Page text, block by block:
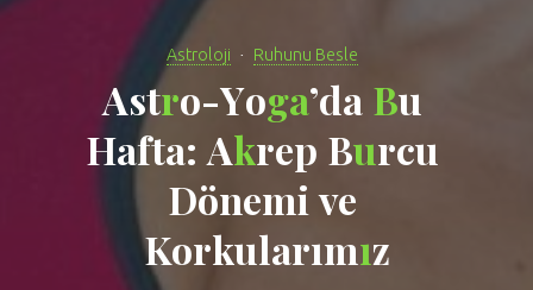
Astroloji Ruhunu Besle
Astro-Yoga’da Bu
Hafta: Akrep Burcu
Dönemi ve
Korkularımız